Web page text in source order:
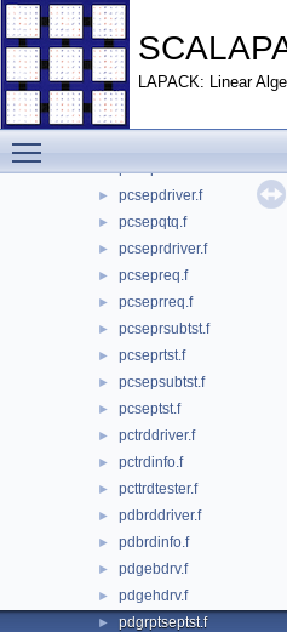
LAPACK: Linear
► pcmatgen.f
► pcnepdriver.f
► pcnepfchk.f
► pcnepinfo.f
► pcrptseptst.f
► pcsepchk.f
► pcsepdriver.f
► pcsepqtq.f
► pcseprdriver.f
► pcsepreq.f
► pcseprreq.f
► pcseprsubtst.f
► pcseprtst.f
► pcsepsubtst.f
► pcseptst.f
► pctrddriver.f
► pctrdinfo.f
► pcttrdtester.f
► pdbrddriver.f
► pdbrdinfo.f
► pdgebdrv.f
► pdgehdrv.f
► pdgrptseptst.f